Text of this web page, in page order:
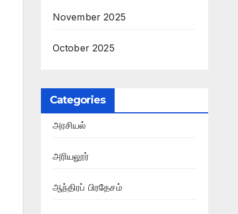
November 2025
October 2025
Categories
அரசியல்
அரியலூர்
ஆந்திரப் பிரதேசம்